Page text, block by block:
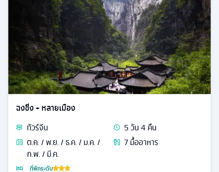
ฉงชิ่ง + หลายเมือง
ทัวร์จีน 5วัน4 คืน
ต.ค. / พ.ย. / ธ.ค. / ม.ค. /
ก.พ. / มี.ค.
7มื้ออาหาร
ที่พักระดับ